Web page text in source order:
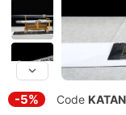
-5% Code